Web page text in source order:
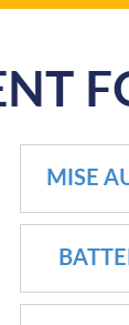
MISE